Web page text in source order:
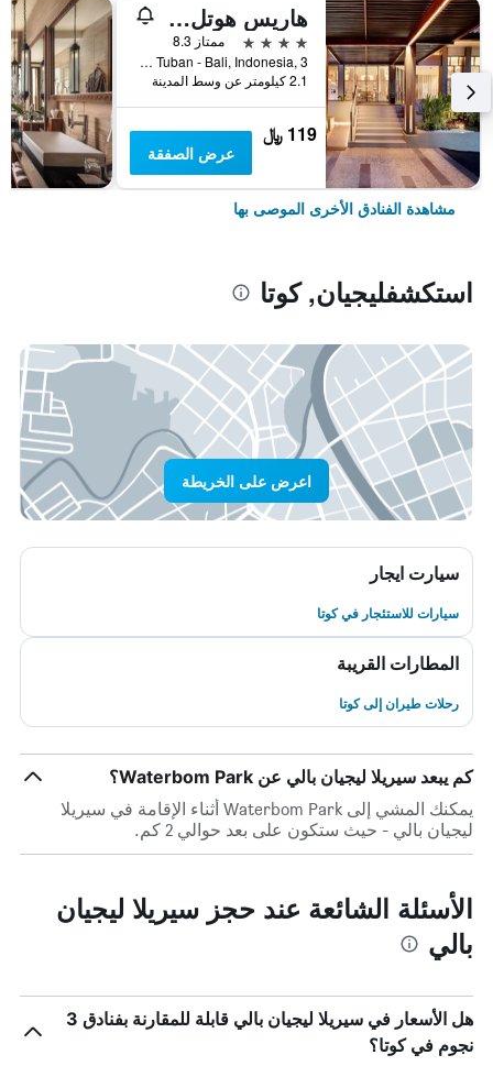
هاريس هوتل كوتا توبان بالي
4 نجوم
ممتاز 8.3
Jl.Dewi Sartika Tuban - Bali, Indonesia, 3, كوتا, إندونيسيا
2.1 كيلومتر عن وسط المدينة
119 ﷼
عرض الصفقة
مشاهدة الفنادق الأخرى الموصى بها
استكشفليجيان, كوتا
اعرض على الخريطة
سيارت ايجار
سيارات للاستئجار في كوتا
المطارات القريبة
رحلات طيران إلى كوتا
كم يبعد سيريلا ليجيان بالي عن Waterbom Park؟
يمكنك المشي إلى Waterbom Park أثناء الإقامة في سيريلا
ليجيان بالي - حيث ستكون على بعد حوالي 2 كم.
الأسئلة الشائعة عند حجز سيريلا ليجيان
بالي
هل الأسعار في سيريلا ليجيان بالي قابلة للمقارنة بفنادق 3
نجوم في كوتا؟